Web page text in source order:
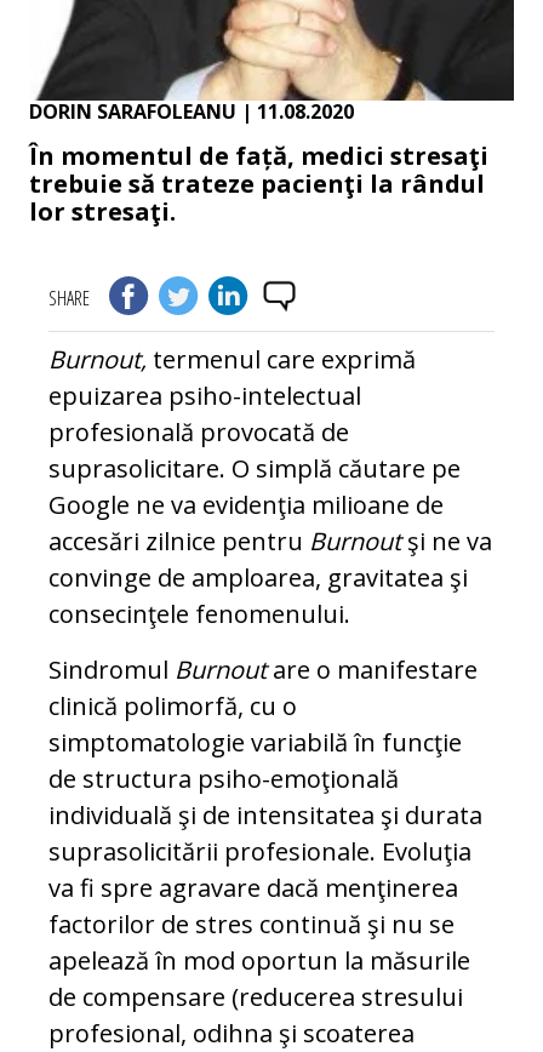
DORIN SARAFOLEANU | 11.08.2020
În momentul de față, medici stresaţi
trebuie să trateze pacienţi la rândul
lor stresaţi.
SHARE
Burnout, termenul care exprimă
epuizarea psiho-intelectual
profesională provocată de
suprasolicitare. O simplă căutare pe
Google ne va evidenţia milioane de
accesări zilnice pentru Burnoutşi ne va
convinge de amploarea, gravitatea şi
consecinţele fenomenului.
Sindromul Burnoutare o manifestare
clinică polimorfă, cu o
simptomatologie variabilă în funcţie
de structura psiho-emoţională
individuală şi de intensitatea şi durata
suprasolicitării profesionale. Evoluţia
va fi spre agravare dacă menţinerea
factorilor de stres continuă şi nu se
apelează în mod oportun la măsurile
de compensare (reducerea stresului
profesional, odihna şi scoaterea